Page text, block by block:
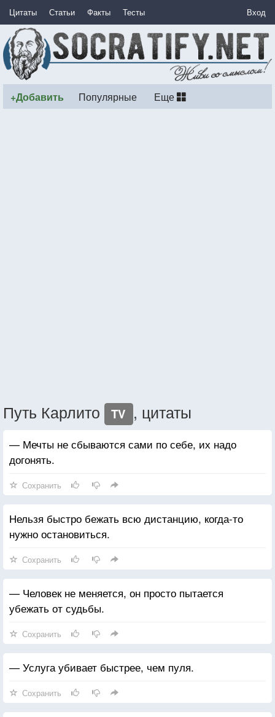
Цитаты Статьи Факты Тесты Вход
+Добавить Популярные Еще
Путь Карлито TV , цитаты
— Мечты не сбываются сами по себе, их надо
догонять.
Сохранить
Нельзя быстро бежать всю дистанцию, когда-то
нужно остановиться.
Сохранить
— Человек не меняется, он просто пытается
убежать от судьбы.
Сохранить
— Услуга убивает быстрее, чем пуля.
Сохранить